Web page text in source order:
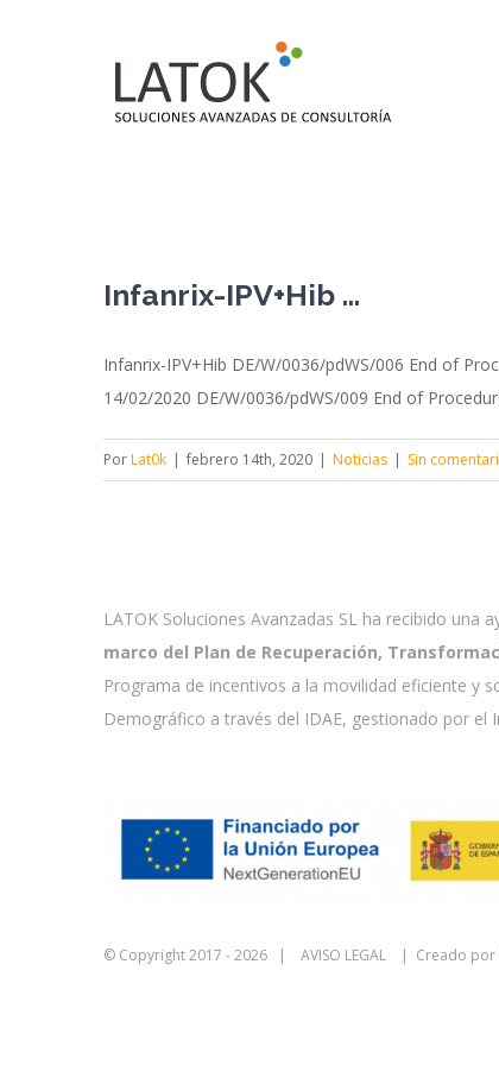
Infanrix-IPV+Hib …
Infanrix-IPV+Hib DE/W/0036/pdWS/006 End of
14/02/2020 DE/W/0036/pdWS/009 End of
PorLat0k | febrero 14th, 2020 | Noticias | Sin
LATOK Soluciones Avanzadas SL ha recibido una
marco del Plan de Recuperación,
Programa de incentivos a la movilidad eficiente y
Demográfico a través del IDAE, gestionado por el
© Copyright 2017 -2026 | AVISO LEGAL | Creado por